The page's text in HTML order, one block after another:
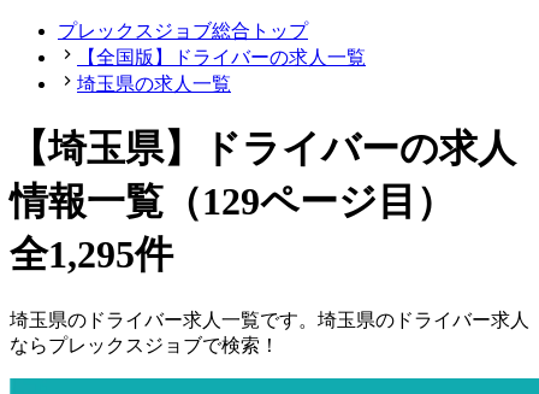
プレックスジョブ総合トップ
【全国版】ドライバーの求人一覧
埼玉県の求人一覧
【埼玉県】
ドライバーの求人
情報一覧（129ページ目）
全1,295件
埼玉県の ドライバー求人一覧です。 埼玉県の ドライバー求人
ならプレックスジョブで検索！